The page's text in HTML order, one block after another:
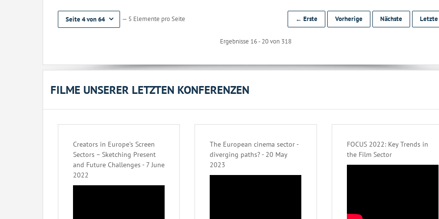
Seite 4 von 64 — 5 Elemente pro Seite
Ergebnisse 16 - 20 von 318
← Erste Vorherige Nächste
FILME UNSERER LETZTEN KONFERENZEN
Creators in Europe’s Screen
Sectors – Sketching Present
and Future Challenges - 7 June
2022
The European cinema sector -
diverging paths? - 20 May
2023
FOCUS 2022: Key Trends in
the Film Sector